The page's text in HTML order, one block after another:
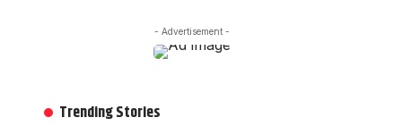
- Advertisement -
Trending Stories